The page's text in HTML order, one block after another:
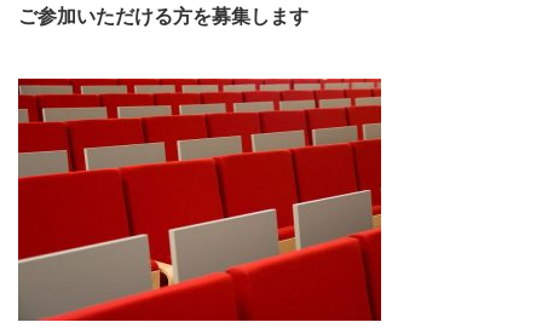
ご参加いただける方を募集します